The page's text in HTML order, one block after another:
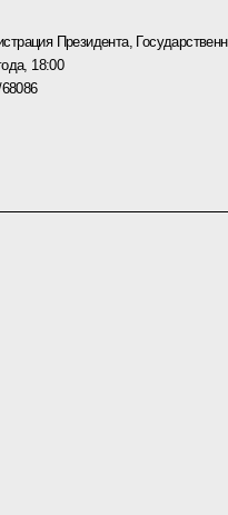
Президента,
18:00